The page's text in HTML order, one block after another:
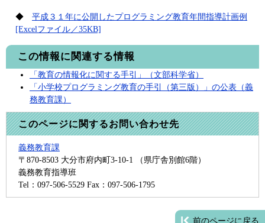
◆ 平成３１年に公開したプログラミング教育年間指導計画例
[Excelファイル／35KB]
この情報に関連する情報
「教育の情報化に関する手引」（文部科学省）
「小学校プログラミング教育の手引（第三版）」の公表（義
務教育課）
このページに関するお問い合わせ先
義務教育課
〒870-8503 大分市府内町3-10-1 （県庁舎別館6階）
義務教育指導班
Tel：097-506-5529 Fax：097-506-1795
前のページに戻る